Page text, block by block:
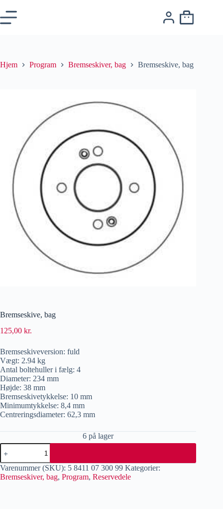
Hjem Program Bremseskiver, bag Bremseskive, bag
Bremseskive, bag
125,00 kr.
Bremseskiveversion: fuld
Vægt: 2.94 kg
Antal boltehuller i fælg: 4
Diameter: 234 mm
Højde: 38 mm
Bremseskivetykkelse: 10 mm
Minimumtykkelse: 8,4 mm
Centreringsdiameter: 62,3 mm
6 på lager
Varenummer (SKU): 5 8411 07 300 99 Kategorier:
Bremseskiver, bag, Program, Reservedele